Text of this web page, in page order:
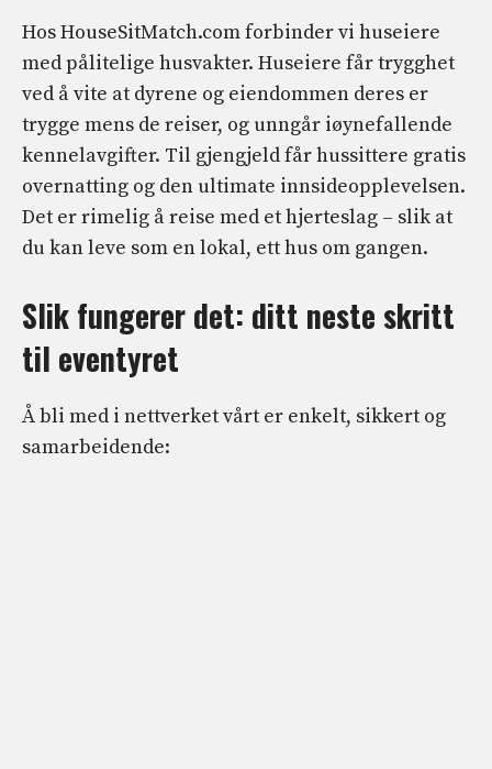
Hos HouseSitMatch.com forbinder vi huseiere
med pålitelige husvakter. Huseiere får trygghet
ved å vite at dyrene og eiendommen deres er
trygge mens de reiser, og unngår iøynefallende
kennelavgifter. Til gjengjeld får hussittere gratis
overnatting og den ultimate innsideopplevelsen.
Det er rimelig å reise med et hjerteslag – slik at
du kan leve som en lokal, ett hus om gangen.
Slik fungerer det: ditt neste skritt
til eventyret
Å bli med i nettverket vårt er enkelt, sikkert og
samarbeidende: